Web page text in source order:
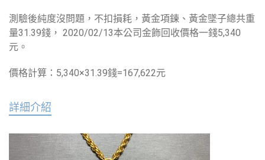
測驗後純度沒問題，不扣損耗，黃金項鍊、黃金墜子總共重
量31.39錢， 2020/02/13本公司金飾回收價格一錢5,340
元。
價格計算：5,340×31.39錢=167,622元
詳細介紹